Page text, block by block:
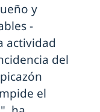
y
-
actividad
del
el